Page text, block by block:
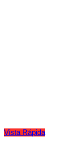
Vista Rápida